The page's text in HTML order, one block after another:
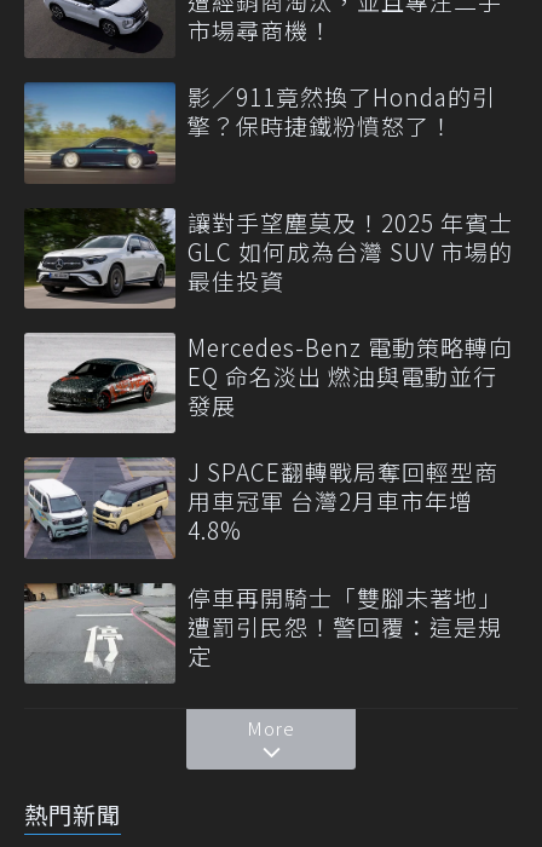
市場尋商機！
影／911竟然換了Honda的引
擎？保時捷鐵粉憤怒了！
讓對手望塵莫及！2025 年賓士
GLC 如何成為台灣 SUV 市場的
最佳投資
Mercedes-Benz 電動策略轉向
EQ 命名淡出 燃油與電動並行
發展
J SPACE翻轉戰局奪回輕型商
用車冠軍 台灣2月車市年增
4.8%
停車再開騎士「雙腳未著地」
遭罰引民怨！警回覆：這是規
定
More
熱門新聞